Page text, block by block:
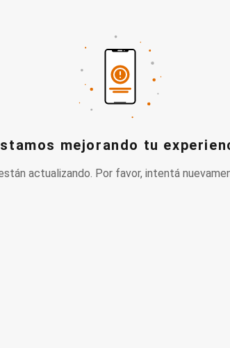
mejorando tu
actualizando. Por favor, intentá